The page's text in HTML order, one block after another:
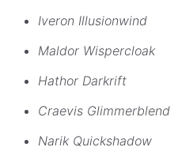
Iveron Illusionwind
Maldor Wispercloak
Hathor Darkrift
Craevis Glimmerblend
Narik Quickshadow